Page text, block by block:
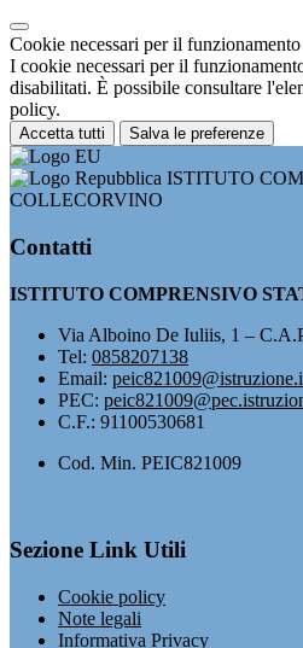
Cookie necessari per il funzionamento
I cookie necessari per il
disabilitati. È possibile consultare
policy.
Accetta tutti Salva le preferenze
ISTITUTO
COLLECORVINO
Contatti
ISTITUTO COMPRENSIVO
Via Alboino De Iuliis, 1 –
Tel: 0858207138
Email:
PEC:
C.F.: 91100530681
Cod. Min. PEIC821009
Sezione Link Utili
Cookie policy
Note legali
Informativa Privacy